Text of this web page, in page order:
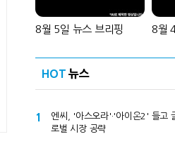
8월 5일 뉴스 브리핑 8월
HOT 뉴스
1
엔씨, '아스오라'·'아이온2' 들고
로벌 시장 공략